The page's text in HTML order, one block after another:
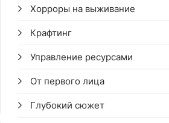
Хорроры на выживание
Крафтинг
Управление ресурсами
От первого лица
Глубокий сюжет